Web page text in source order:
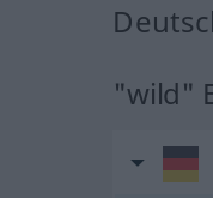
"wild"